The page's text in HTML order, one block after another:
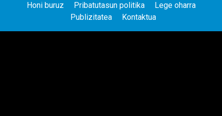
Honi buruz Pribatutasun politika
Lege oharra
Publizitatea
Kontaktua